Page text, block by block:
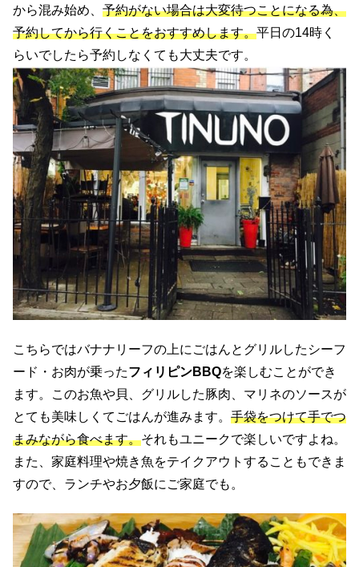
から混み始め、 予約がない場合は大変待つことになる為、
予約してから行くことをおすすめします。平日の14時く
らいでしたら予約しなくても大丈夫です。
こちらではバナナリーフの上にごはんとグリルしたシーフ
ード・お肉が乗ったフィリピンBBQを楽しむことができ
ます。このお魚や貝、グリルした豚肉、マリネのソースが
とても美味しくてごはんが進みます。 手袋をつけて手でつ
まみながら食べます。それもユニークで楽しいですよね。
また、家庭料理や焼き魚をテイクアウトすることもできま
すので、ランチやお夕飯にご家庭でも。